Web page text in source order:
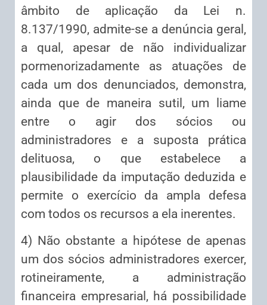
âmbito de aplicação da Lei n.
8.137/1990, admite-se a denúncia geral,
a qual, apesar de não individualizar
pormenorizadamente as atuações de
cada um dos denunciados, demonstra,
ainda que de maneira sutil, um liame
entre o agir dos sócios ou
administradores e a suposta prática
delituosa, o que estabelece a
plausibilidade da imputação deduzida e
permite o exercício da ampla defesa
com todos os recursos a ela inerentes.
4) Não obstante a hipótese de apenas
um dos sócios administradores exercer,
rotineiramente, a administração
financeira empresarial, há possibilidade